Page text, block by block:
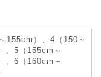
155cm）、4（150～
、5（155cm～
、6（160cm～